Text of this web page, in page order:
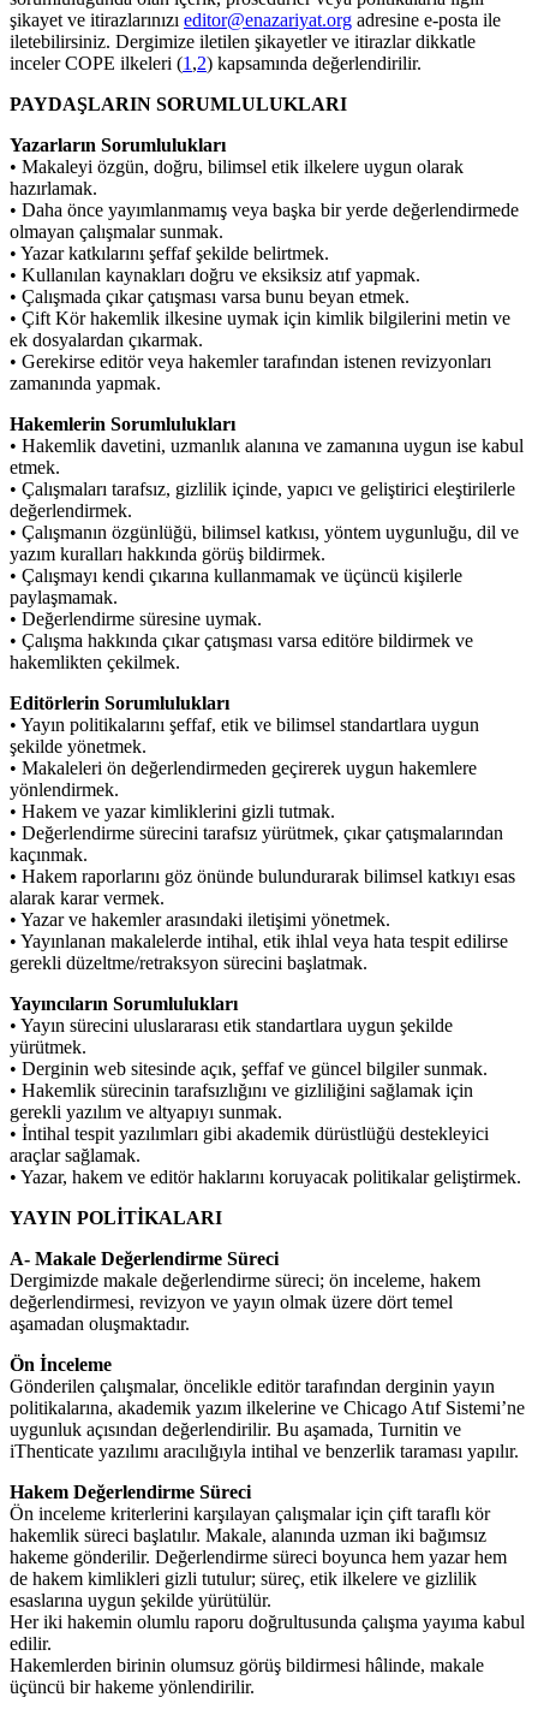
şikayet ve itirazlarınızı editor@enazariyat.org adresine e-posta ile
iletebilirsiniz. Dergimize iletilen şikayetler ve itirazlar dikkatle
inceler COPE ilkeleri (1 ,2) kapsamında değerlendirilir.
PAYDAŞLARIN SORUMLULUKLARI
Yazarların Sorumlulukları
• Makaleyi özgün, doğru, bilimsel etik ilkelere uygun olarak
hazırlamak.
• Daha önce yayımlanmamış veya başka bir yerde değerlendirmede
olmayan çalışmalar sunmak.
• Yazar katkılarını şeffaf şekilde belirtmek.
• Kullanılan kaynakları doğru ve eksiksiz atıf yapmak.
• Çalışmada çıkar çatışması varsa bunu beyan etmek.
• Çift Kör hakemlik ilkesine uymak için kimlik bilgilerini metin ve
ek dosyalardan çıkarmak.
• Gerekirse editör veya hakemler tarafından istenen revizyonları
zamanında yapmak.
Hakemlerin Sorumlulukları
• Hakemlik davetini, uzmanlık alanına ve zamanına uygun ise kabul
etmek.
• Çalışmaları tarafsız, gizlilik içinde, yapıcı ve geliştirici eleştirilerle
değerlendirmek.
• Çalışmanın özgünlüğü, bilimsel katkısı, yöntem uygunluğu, dil ve
yazım kuralları hakkında görüş bildirmek.
• Çalışmayı kendi çıkarına kullanmamak ve üçüncü kişilerle
paylaşmamak.
• Değerlendirme süresine uymak.
• Çalışma hakkında çıkar çatışması varsa editöre bildirmek ve
hakemlikten çekilmek.
Editörlerin Sorumlulukları
• Yayın politikalarını şeffaf, etik ve bilimsel standartlara uygun
şekilde yönetmek.
• Makaleleri ön değerlendirmeden geçirerek uygun hakemlere
yönlendirmek.
• Hakem ve yazar kimliklerini gizli tutmak.
• Değerlendirme sürecini tarafsız yürütmek, çıkar çatışmalarından
kaçınmak.
• Hakem raporlarını göz önünde bulundurarak bilimsel katkıyı esas
alarak karar vermek.
• Yazar ve hakemler arasındaki iletişimi yönetmek.
• Yayınlanan makalelerde intihal, etik ihlal veya hata tespit edilirse
gerekli düzeltme/retraksyon sürecini başlatmak.
Yayıncıların Sorumlulukları
• Yayın sürecini uluslararası etik standartlara uygun şekilde
yürütmek.
• Derginin web sitesinde açık, şeffaf ve güncel bilgiler sunmak.
• Hakemlik sürecinin tarafsızlığını ve gizliliğini sağlamak için
gerekli yazılım ve altyapıyı sunmak.
• İntihal tespit yazılımları gibi akademik dürüstlüğü destekleyici
araçlar sağlamak.
• Yazar, hakem ve editör haklarını koruyacak politikalar geliştirmek.
YAYIN POLİTİKALARI
A- Makale Değerlendirme Süreci
Dergimizde makale değerlendirme süreci; ön inceleme, hakem
değerlendirmesi, revizyon ve yayın olmak üzere dört temel
aşamadan oluşmaktadır.
Ön İnceleme
Gönderilen çalışmalar, öncelikle editör tarafından derginin yayın
politikalarına, akademik yazım ilkelerine ve Chicago Atıf Sistemi’ne
uygunluk açısından değerlendirilir. Bu aşamada, Turnitin ve
iThenticate yazılımı aracılığıyla intihal ve benzerlik taraması yapılır.
Hakem Değerlendirme Süreci
Ön inceleme kriterlerini karşılayan çalışmalar için çift taraflı kör
hakemlik süreci başlatılır. Makale, alanında uzman iki bağımsız
hakeme gönderilir. Değerlendirme süreci boyunca hem yazar hem
de hakem kimlikleri gizli tutulur; süreç, etik ilkelere ve gizlilik
esaslarına uygun şekilde yürütülür.
Her iki hakemin olumlu raporu doğrultusunda çalışma yayıma kabul
edilir.
Hakemlerden birinin olumsuz görüş bildirmesi hâlinde, makale
üçüncü bir hakeme yönlendirilir.